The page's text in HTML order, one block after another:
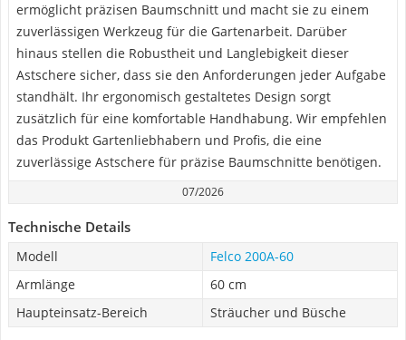
ermöglicht präzisen Baumschnitt und macht sie zu einem
zuverlässigen Werkzeug für die Gartenarbeit. Darüber
hinaus stellen die Robustheit und Langlebigkeit dieser
Astschere sicher, dass sie den Anforderungen jeder Aufgabe
standhält. Ihr ergonomisch gestaltetes Design sorgt
zusätzlich für eine komfortable Handhabung. Wir empfehlen
das Produkt Gartenliebhabern und Profis, die eine
zuverlässige Astschere für präzise Baumschnitte benötigen.
07/2026
Technische Details
Modell
Felco 200A-60
Armlänge
60 cm
Haupteinsatz-Bereich
Sträucher und Büsche